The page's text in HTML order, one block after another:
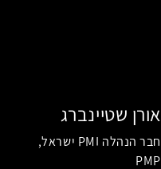
אורן שטיינברג
חבר הנהלה PMI ישראל,
PMP